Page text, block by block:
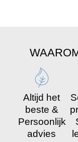
Altijd het
beste &
Persoonlijk
advies